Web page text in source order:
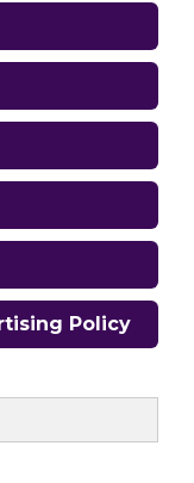
Policy